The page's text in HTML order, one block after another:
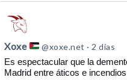
Ver
publicación
de
Xoxe
en
Xoxe @xoxe.net
2 días
Es espectacular que la
Madrid entre áticos e